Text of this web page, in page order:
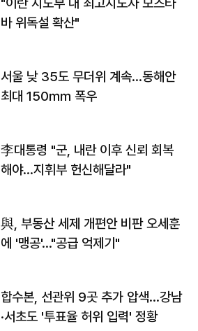
바 위독설 확산"
서울 낮 35도 무더위 계속…동해안
최대 150㎜ 폭우
李대통령 "군, 내란 이후 신뢰 회복
해야…지휘부 헌신해달라"
與, 부동산 세제 개편안 비판 오세훈
에 '맹공'…"공급 억제기"
합수본, 선관위 9곳 추가 압색…강남
·서초도 '투표율 허위 입력' 정황